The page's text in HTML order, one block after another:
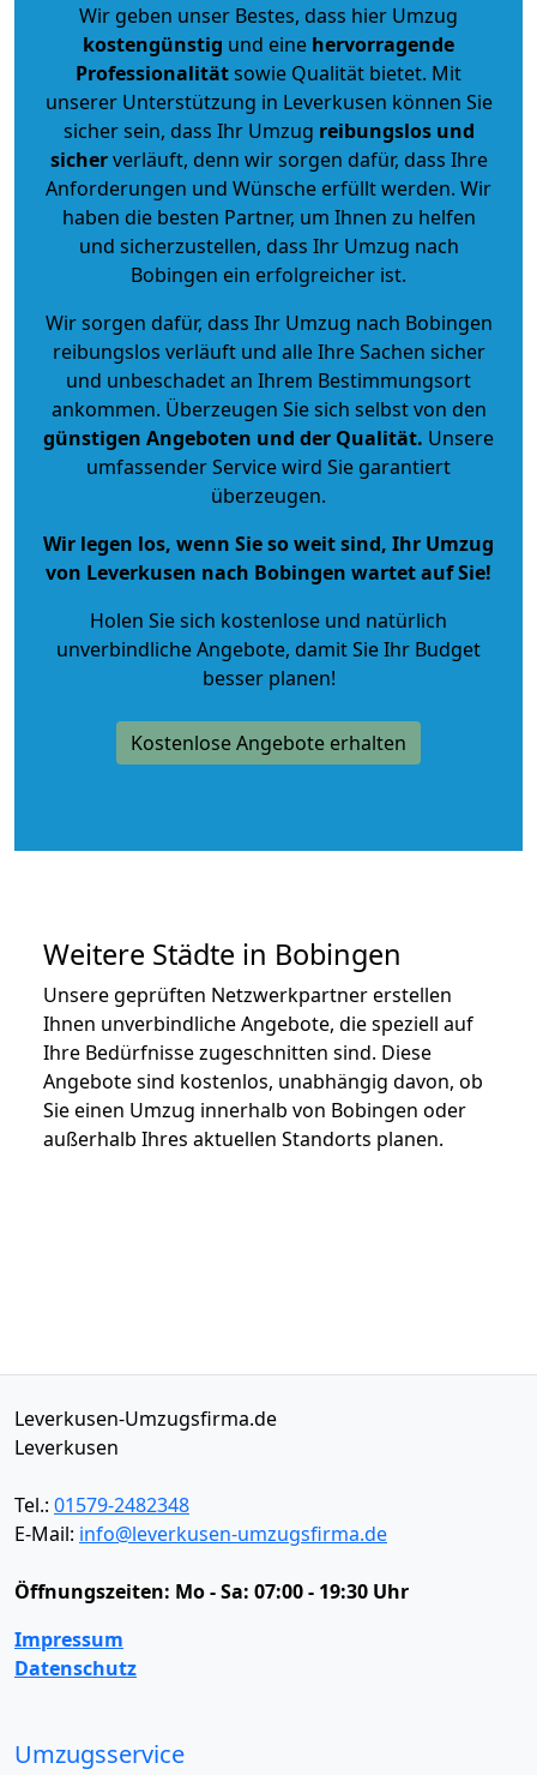
Wir geben unser Bestes, dass hier Umzug
kostengünstig und eine hervorragende
Professionalitätsowie Qualität bietet. Mit
unserer Unterstützung in Leverkusen können Sie
sicher sein, dass Ihr Umzug reibungslos und
sicherverläuft, denn wir sorgen dafür, dass Ihre
Anforderungen und Wünsche erfüllt werden. Wir
haben die besten Partner, um Ihnen zu helfen
und sicherzustellen, dass Ihr Umzug nach
Bobingen ein erfolgreicher ist.
Wir sorgen dafür, dass Ihr Umzug nach Bobingen
reibungslos verläuft und alle Ihre Sachen sicher
und unbeschadet an Ihrem Bestimmungsort
ankommen. Überzeugen Sie sich selbst von den
günstigen Angeboten und der Qualität. Unsere
umfassender Service wird Sie garantiert
überzeugen.
Wir legen los, wenn Sie so weit sind, Ihr Umzug
von Leverkusen nach Bobingen wartet auf Sie!
Holen Sie sich kostenlose und natürlich
unverbindliche Angebote, damit Sie Ihr Budget
besser planen!
Kostenlose Angebote erhalten
Weitere Städte in Bobingen
Unsere geprüften Netzwerkpartner erstellen
Ihnen unverbindliche Angebote, die speziell auf
Ihre Bedürfnisse zugeschnitten sind. Diese
Angebote sind kostenlos, unabhängig davon, ob
Sie einen Umzug innerhalb von Bobingen oder
außerhalb Ihres aktuellen Standorts planen.
Leverkusen-Umzugsfirma.de
Leverkusen
Tel.: 01579-2482348
E-Mail: info@leverkusen-umzugsfirma.de
Öffnungszeiten: Mo - Sa: 07:00 - 19:30 Uhr
Impressum
Datenschutz
Umzugsservice